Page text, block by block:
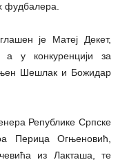
фудбалера.
је Матеј Декет,
у конкуренцији за
Шешлак и Божидар
Републике Српске
Перица Огњеновић,
из Лакташа, те